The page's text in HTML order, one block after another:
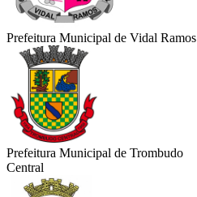
Prefeitura Municipal de Vidal Ramos
Prefeitura Municipal de Trombudo
Central